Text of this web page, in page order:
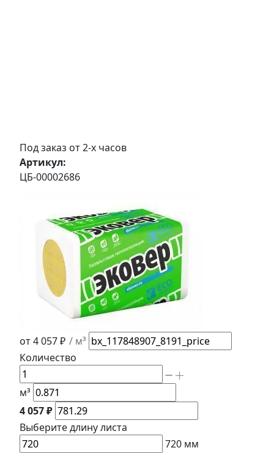
Под заказ от 2-х часов
Артикул:
ЦБ-00002686
от 4 057 ₽ / м³
Количество
м³
4 057 ₽
Выберите длинулиста
720 мм